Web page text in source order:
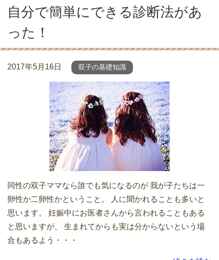
自分で簡単にできる診断法があ
った！
2017年5月16日 双子の基礎知識
同性の双子ママなら誰でも気になるのが 我が子たちは一
卵性か二卵性かということ。 人に聞かれることも多いと
思います。 妊娠中にお医者さんから言われることもある
と思いますが、 生まれてからも実は分からないという場
合もあるよう・・・